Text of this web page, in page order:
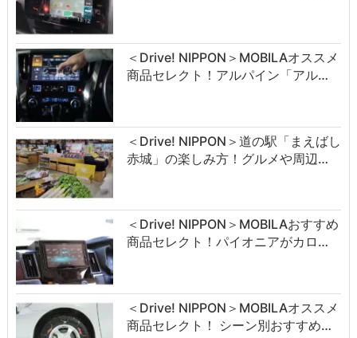
＜Drive! NIPPON＞MOBILAオススメ
商品セレクト！アルパイン「アル…
＜Drive! NIPPON＞道の駅「まえばし
赤城」の楽しみ方！グルメや周辺…
＜Drive! NIPPON＞MOBILAおすすめ
商品セレクト！パイオニアがカロ…
＜Drive! NIPPON＞MOBILAオススメ
商品セレクト！ シーン別おすすめ…